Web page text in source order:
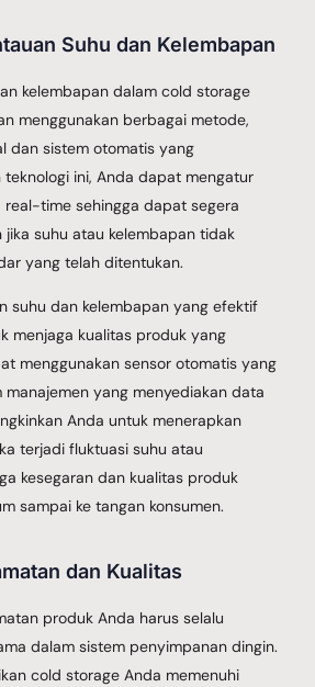
Suhu dan Kelembapan
kelembapan dalam cold storage
menggunakan berbagai metode,
dan sistem otomatis yang
teknologi ini, Anda dapat mengatur
real-time sehingga dapat segera
suhu atau kelembapan tidak
yang telah ditentukan.
suhu dan kelembapan yang efektif
menjaga kualitas produk yang
menggunakan sensor otomatis yang
manajemen yang menyediakan data
Anda untuk menerapkan
terjadi fluktuasi suhu atau
kesegaran dan kualitas produk
sampai ke tangan konsumen.
dan Kualitas
produk Anda harus selalu
dalam sistem penyimpanan dingin.
cold storage Anda memenuhi